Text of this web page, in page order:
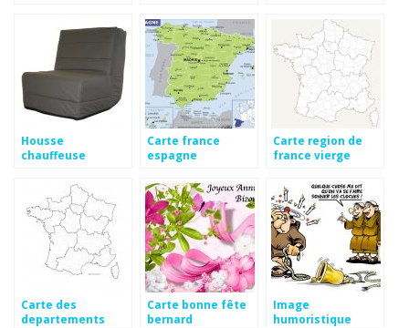
Housse
chauffeuse
Carte france
espagne
Carte region de
france vierge
Carte des
departements
Carte bonne fête
bernard
Image
humoristique